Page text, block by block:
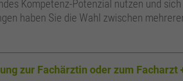
Kompetenz-Potenzial nutzen und
haben Sie die Wahl zwischen
zur Fachärztin oder zum Facharzt